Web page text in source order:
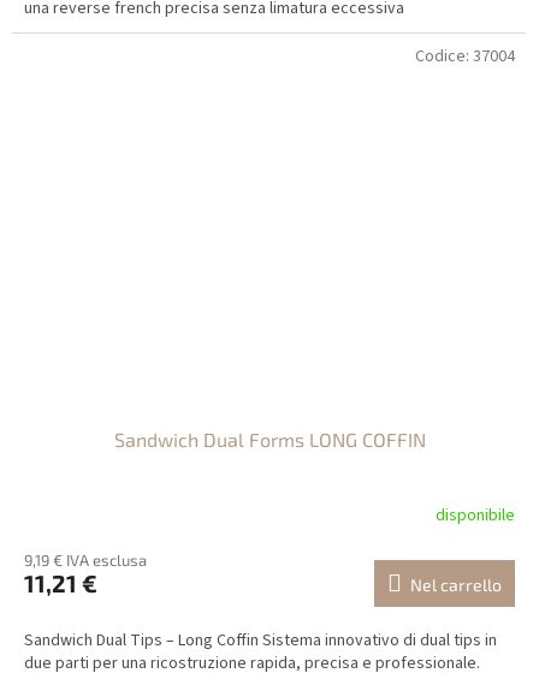
una reverse french precisa senza limatura eccessiva
Sandwich Dual Forms LONG COFFIN
disponibile
9,19 € IVA esclusa
11,21 € Nel carrello
Sandwich Dual Tips – Long Coffin Sistema innovativo di dual tips in
due parti per una ricostruzione rapida, precisa e professionale.
Codice: 37004